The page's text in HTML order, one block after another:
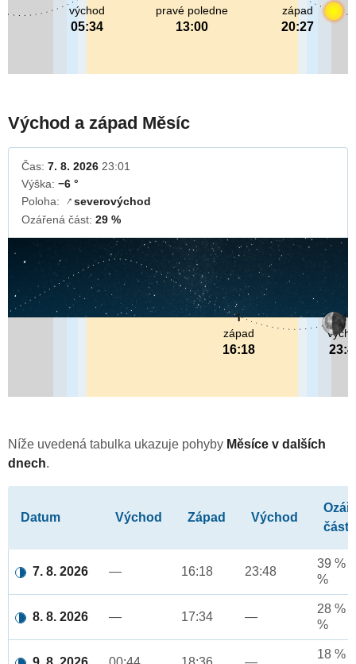
pravé poledne
13:00
východ
05:34
západ
20:27
Východ a západ Měsíc
Čas: 7. 8. 2026 23:01
Výška: −6 °
Poloha:
↓severovýchod
Ozářená část: 29 %
západ
16:18
Níže uvedená tabulka ukazuje pohyby Měsíce v dalších
dnech.
Datum Východ Západ Východ
část
7. 8. 2026 — 16:18 23:48
39 %
%
8. 8. 2026 — 17:34 —
28 %
%
18 %